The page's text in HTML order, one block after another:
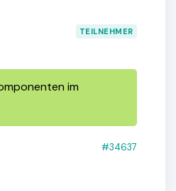
TEILNEHMER
im
#34637